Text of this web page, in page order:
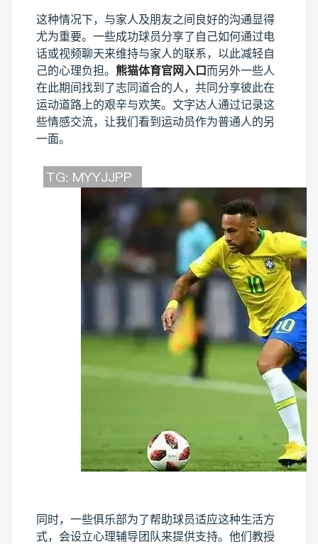
这种情况下，与家人及朋友之间良好的沟通显得
尤为重要。一些成功球员分享了自己如何通过电
话或视频聊天来维持与家人的联系，以此减轻自
己的心理负担。 熊猫体育官网入口而另外一些人
在此期间找到了志同道合的人，共同分享彼此在
运动道路上的艰辛与欢笑。文字达人通过记录这
些情感交流，让我们看到运动员作为普通人的另
一面。
同时，一些俱乐部为了帮助球员适应这种生活方
式，会设立心理辅导团队来提供支持。他们教授